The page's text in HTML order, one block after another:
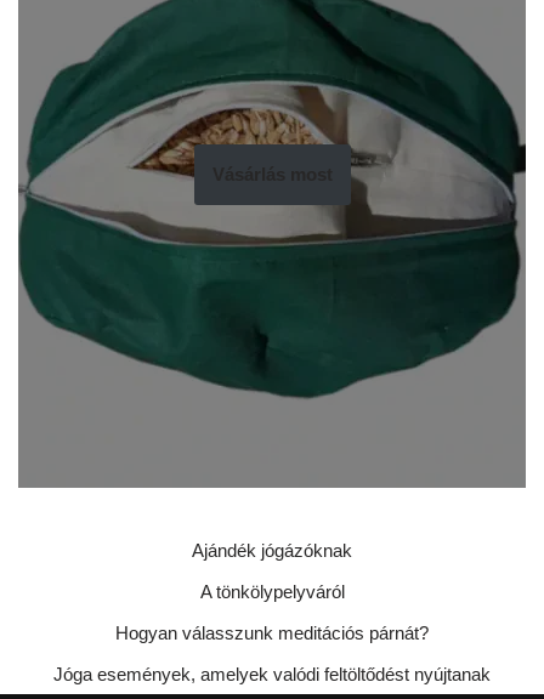
Ajándék jógázóknak
A tönkölypelyváról
Hogyan válasszunk meditációs párnát?
Jóga események, amelyek valódi feltöltődést nyújtanak